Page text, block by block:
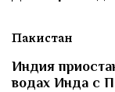
Пакистан
Индия
водах Инда с